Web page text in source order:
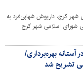
کرج، داریوش شهابی‌فرد به
شورای اسلامی شهر کرج
آستانه بهره‌برداری/
تشریح شد